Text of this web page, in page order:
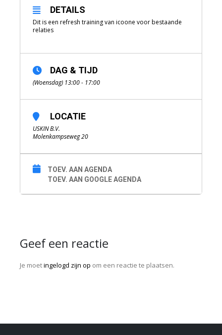
DETAILS
Dit is een refresh training van icoone voor bestaande
relaties
DAG & TIJD
(Woensdag) 13:00 - 17:00
LOCATIE
USKIN B.V.
Molenkampseweg 20
TOEV. AAN AGENDA
TOEV. AAN GOOGLE AGENDA
Geef een reactie
Je moetingelogd zijn op om een reactie te plaatsen.